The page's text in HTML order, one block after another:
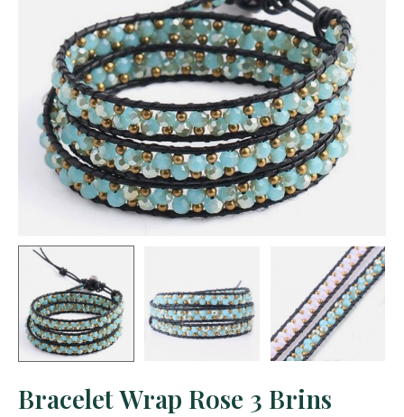
Bracelet Wrap Rose 3 Brins